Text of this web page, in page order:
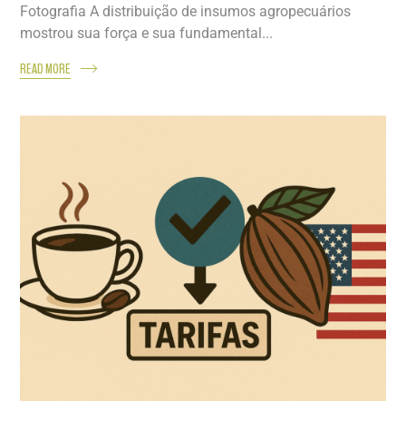
Fotografia A distribuição de insumos agropecuários
mostrou sua força e sua fundamental...
READ MORE